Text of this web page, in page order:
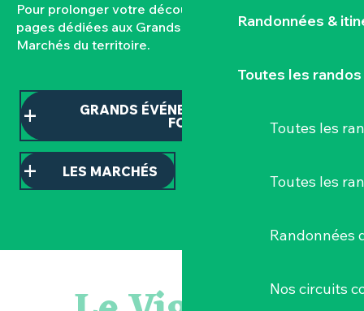
Randonnées &
Toutes les randos
Toutes les
Toutes les
Randonnées
Nos circuits
Pour prolonger votre découverte, consultez nos
pages dédiées aux Grands événements et aux
Marchés du territoire.
GRANDS ÉVÉNEMENTS ET TEMPS
FORTS
LES MARCHÉS
Les essentiels du Hellfest - Visite guidée du site